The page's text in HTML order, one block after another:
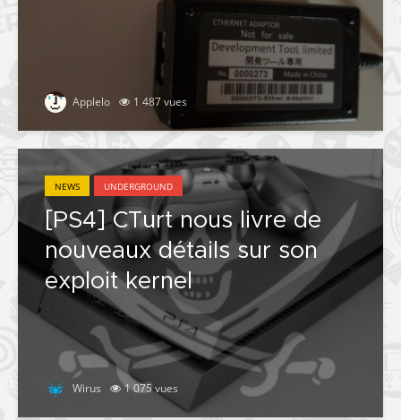
Applelo 1 487 vues
NEWS UNDERGROUND
[PS4] CTurt nous livre de
nouveaux détails sur son
exploit kernel
Wirus 1 075 vues